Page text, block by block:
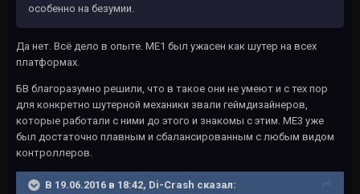
особенно на безумии.
Да нет. Всё дело в опыте. МЕ1 был ужасен как шутер на всех
платформах.
БВ благоразумно решили, что в такое они не умеют и с тех пор
для конкретно шутерной механики звали геймдизайнеров,
которые работали с ними до этого и знакомы с этим. МЕ3 уже
был достаточно плавным и сбалансированным с любым видом
контроллеров.
В 19.06.2016 в 18:42, Di-Crash сказал: